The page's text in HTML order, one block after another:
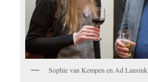
Sophie van Kempen en Ad Lansink